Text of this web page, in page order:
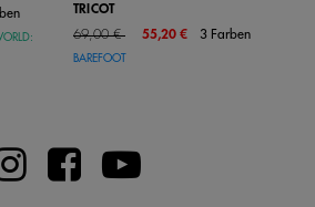
TRICOT
Price reduced from
69,00 €to 55,20 € 3 Farben
BAREFOOT